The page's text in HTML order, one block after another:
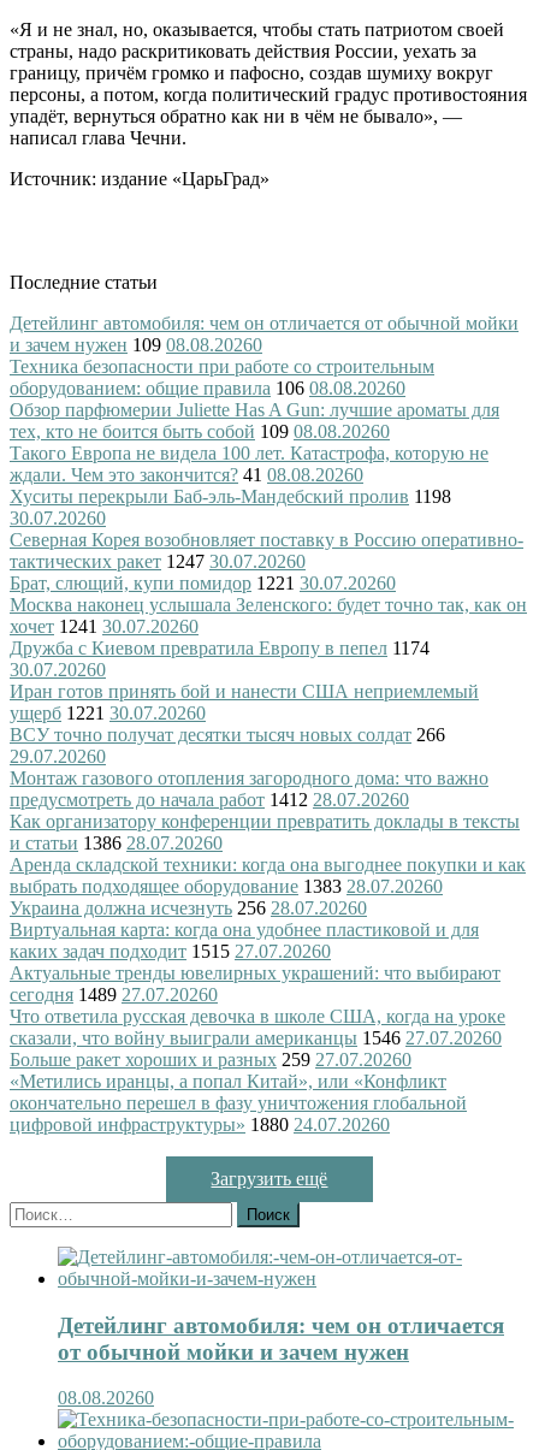
«Я и не знал, но, оказывается, чтобы стать патриотом своей
страны, надо раскритиковать действия России, уехать за
границу, причём громко и пафосно, создав шумиху вокруг
персоны, а потом, когда политический градус противостояния
упадёт, вернуться обратно как ни в чём не бывало», —
написал глава Чечни.
Источник: издание «ЦарьГрад»
Последние статьи
Детейлинг автомобиля: чем он отличается от обычной мойки
и зачем нужен 109 08.08.20260
Техника безопасности при работе со строительным
оборудованием: общие правила 106 08.08.20260
Обзор парфюмерии Juliette Has A Gun: лучшие ароматы для
тех, кто не боится быть собой 109 08.08.20260
Такого Европа не видела 100 лет. Катастрофа, которую не
ждали. Чем это закончится? 41 08.08.20260
Хуситы перекрыли Баб-эль-Мандебский пролив 1198
30.07.20260
Северная Корея возобновляет поставку в Россию оперативно-
тактических ракет 1247 30.07.20260
Брат, слющий, купи помидор 1221 30.07.20260
Москва наконец услышала Зеленского: будет точно так, как он
хочет 1241 30.07.20260
Дружба с Киевом превратила Европу в пепел 1174
30.07.20260
Иран готов принять бой и нанести США неприемлемый
ущерб 1221 30.07.20260
ВСУ точно получат десятки тысяч новых солдат 266
29.07.20260
Монтаж газового отопления загородного дома: что важно
предусмотреть до начала работ 1412 28.07.20260
Как организатору конференции превратить доклады в тексты
и статьи 1386 28.07.20260
Аренда складской техники: когда она выгоднее покупки и как
выбрать подходящее оборудование 1383 28.07.20260
Украина должна исчезнуть 256 28.07.20260
Виртуальная карта: когда она удобнее пластиковой и для
каких задач подходит 1515 27.07.20260
Актуальные тренды ювелирных украшений: что выбирают
сегодня 1489 27.07.20260
Что ответила русская девочка в школе США, когда на уроке
сказали, что войну выиграли американцы 1546 27.07.20260
Больше ракет хороших и разных 259 27.07.20260
«Метились иранцы, а попал Китай», или «Конфликт
окончательно перешел в фазу уничтожения глобальной
цифровой инфраструктуры» 1880 24.07.20260
Загрузить ещё
Найти:
Детейлинг автомобиля: чем он отличается
от обычной мойки и зачем нужен
08.08.20260